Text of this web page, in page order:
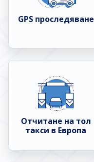
GPS проследяване
Отчитане на тол
такси в Европа